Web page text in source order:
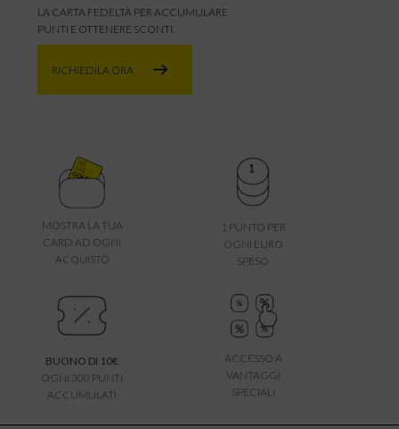
LA CARTA FEDELTÀ PER ACCUMULARE
PUNTI E OTTENERE SCONTI.
RICHIEDILA ORA
MOSTRA LA TUA
CARD AD OGNI
ACQUISTO
1 PUNTO PER
OGNI EURO
SPESO
BUONO DI 10€
OGNI 300 PUNTI
ACCUMULATI
ACCESSO A
VANTAGGI
SPECIALI